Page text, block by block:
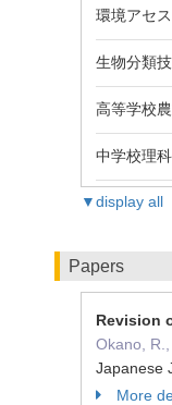
環境アセ
生物分類
高等学校
中学校理
▼display all
Papers
Revision
Okano,
Japanese
More